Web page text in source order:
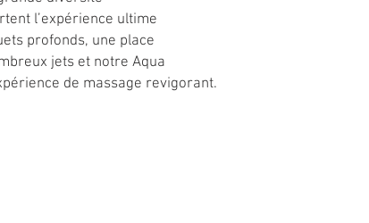
l’expérience ultime
profonds, une place
jets et notre Aqua
de massage revigorant.